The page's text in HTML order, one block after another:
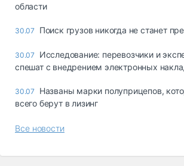
области
30.07 Поиск грузов никогда не станет
30.07
Исследование: перевозчики и
спешат с внедрением электронных
30.07
Названы марки полуприцепов,
всего берут в лизинг
Все новости